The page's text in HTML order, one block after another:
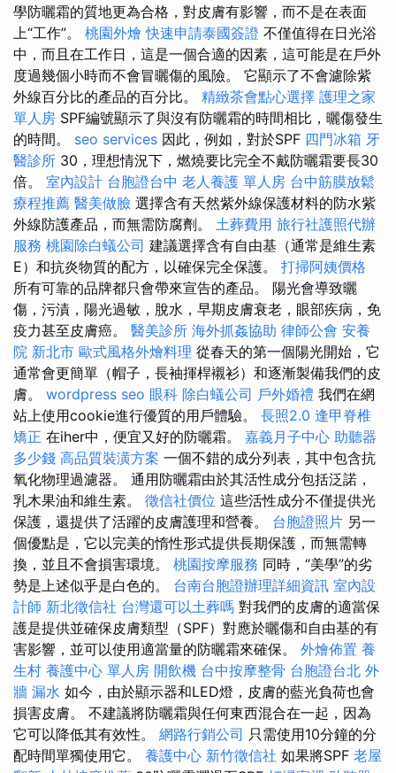
學防曬霜的質地更為合格，對皮膚有影響，而不是在表面
上“工作”。 桃園外燴 快速申請泰國簽證 不僅值得在日光浴
中，而且在工作日，這是一個合適的因素，這可能是在戶外
度過幾個小時而不會冒曬傷的風險。 它顯示了不會濾除紫
外線百分比的產品的百分比。 精緻茶會點心選擇 護理之家
單人房 SPF編號顯示了與沒有防曬霜的時間相比，曬傷發生
的時間。 seo services 因此，例如，對於SPF 四門冰箱 牙
醫診所 30，理想情況下，燃燒要比完全不戴防曬霜要長30
倍。 室內設計 台胞證台中 老人養護 單人房 台中筋膜放鬆
療程推薦 醫美做臉 選擇含有天然紫外線保護材料的防水紫
外線防護產品，而無需防腐劑。 土葬費用 旅行社護照代辦
服務 桃園除白蟻公司 建議選擇含有自由基（通常是維生素
E）和抗炎物質的配方，以確保完全保護。 打掃阿姨價格
所有可靠的品牌都只會帶來宣告的產品。 陽光會導致曬
傷，污漬，陽光過敏，脫水，早期皮膚衰老，眼部疾病，免
疫力甚至皮膚癌。 醫美診所 海外抓姦協助 律師公會 安養
院 新北市 歐式風格外燴料理 從春天的第一個陽光開始，它
通常會更簡單（帽子，長袖揮桿襯衫）和逐漸製備我們的皮
膚。 wordpress seo 眼科 除白蟻公司 戶外婚禮 我們在網
站上使用cookie進行優質的用戶體驗。 長照2.0 逢甲脊椎
矯正 在iher中，便宜又好的防曬霜。 嘉義月子中心 助聽器
多少錢 高品質裝潢方案 一個不錯的成分列表，其中包含抗
氧化物理過濾器。 通用防曬霜由於其活性成分包括泛諾，
乳木果油和維生素。 徵信社價位 這些活性成分不僅提供光
保護，還提供了活躍的皮膚護理和營養。 台胞證照片 另一
個優點是，它以完美的惰性形式提供長期保護，而無需轉
換，並且不會損害環境。 桃園按摩服務 同時，“美學”的劣
勢是上述似乎是白色的。 台南台胞證辦理詳細資訊 室內設
計師 新北徵信社 台灣還可以土葬嗎 對我們的皮膚的適當保
護是提供並確保皮膚類型（SPF）對應於曬傷和自由基的有
害影響，並可以使用適當量的防曬霜來確保。 外燴佈置 養
生村 養護中心 單人房 開飲機 台中按摩整骨 台胞證台北 外
牆 漏水 如今，由於顯示器和LED燈，皮膚的藍光負荷也會
損害皮膚。 不建議將防曬霜與任何東西混合在一起，因為
它可以降低其有效性。 網路行銷公司 只需使用10分鐘的分
配時間單獨使用它。 養護中心 新竹徵信社 如果將SPF 老屋